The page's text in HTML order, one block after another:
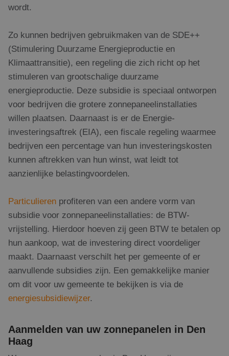
wordt.
Zo kunnen bedrijven gebruikmaken van de SDE++
(Stimulering Duurzame Energieproductie en
Klimaattransitie), een regeling die zich richt op het
stimuleren van grootschalige duurzame
energieproductie. Deze subsidie is speciaal ontworpen
voor bedrijven die grotere zonnepaneelinstallaties
willen plaatsen. Daarnaast is er de Energie-
investeringsaftrek (EIA), een fiscale regeling waarmee
bedrijven een percentage van hun investeringskosten
kunnen aftrekken van hun winst, wat leidt tot
aanzienlijke belastingvoordelen.
Particulieren profiteren van een andere vorm van
subsidie voor zonnepaneelinstallaties: de BTW-
vrijstelling. Hierdoor hoeven zij geen BTW te betalen op
hun aankoop, wat de investering direct voordeliger
maakt. Daarnaast verschilt het per gemeente of er
aanvullende subsidies zijn. Een gemakkelijke manier
om dit voor uw gemeente te bekijken is via de
energiesubsidiewijzer.
Aanmelden van uw zonnepanelen in Den
Haag